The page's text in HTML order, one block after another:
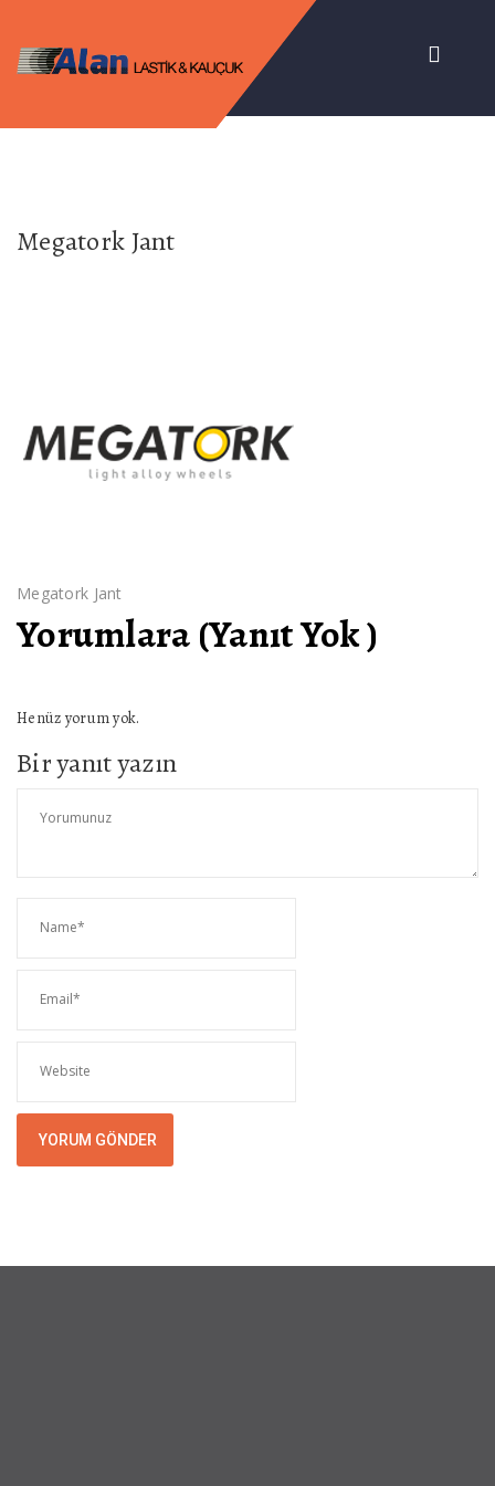
Megatork Jant
Megatork Jant
Yorumlara (Yanıt Yok )
Henüz yorum yok.
Bir yanıt yazın